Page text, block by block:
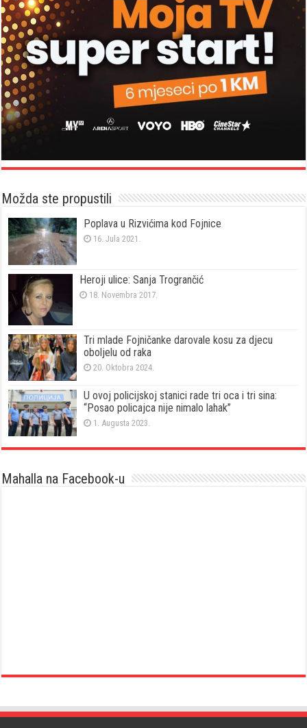
Možda ste propustili
Poplava u Rizvićima kod Fojnice
16. Jula 2021.
Heroji ulice: Sanja Trogrančić
18. Novembra 2017.
Tri mlade Fojničanke darovale kosu za djecu
oboljelu od raka
20. Oktobra 2024.
U ovoj policijskoj stanici rade tri oca i tri sina:
“Posao policajca nije nimalo lahak”
1. Augusta 2023.
Mahalla na Facebook-u